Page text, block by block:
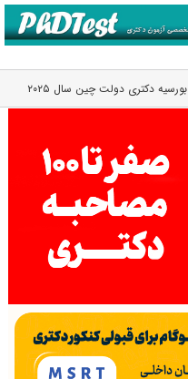
بورسیه دکتری دولت چین سال ۲۰۲۵